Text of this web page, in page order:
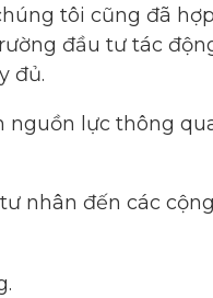
tôi cũng đã
đầu tư tác
đủ.
nguồn lực thông
nhân đến các